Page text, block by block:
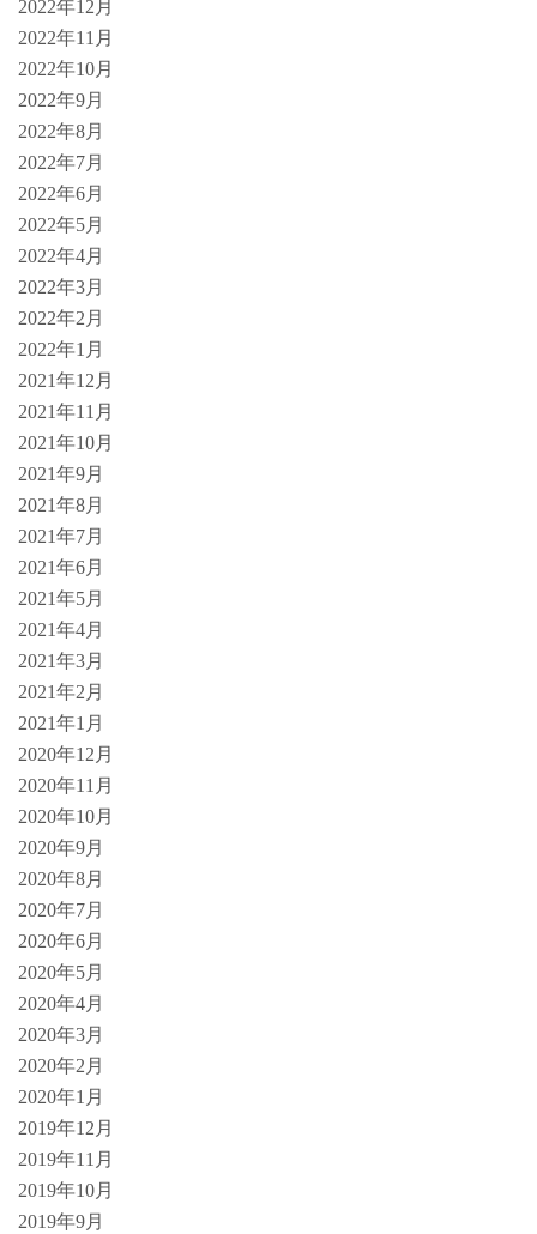
2022年12月
2022年11月
2022年10月
2022年9月
2022年8月
2022年7月
2022年6月
2022年5月
2022年4月
2022年3月
2022年2月
2022年1月
2021年12月
2021年11月
2021年10月
2021年9月
2021年8月
2021年7月
2021年6月
2021年5月
2021年4月
2021年3月
2021年2月
2021年1月
2020年12月
2020年11月
2020年10月
2020年9月
2020年8月
2020年7月
2020年6月
2020年5月
2020年4月
2020年3月
2020年2月
2020年1月
2019年12月
2019年11月
2019年10月
2019年9月